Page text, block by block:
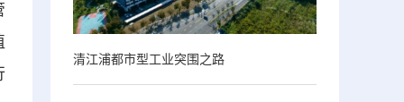
清江浦都市型工业突围之路